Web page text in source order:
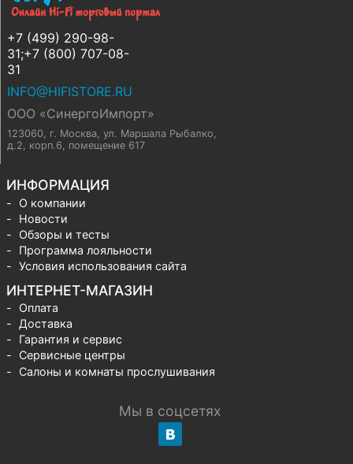
+7 (499) 290-98-
31;+7 (800) 707-08-
31
INFO@HIFISTORE.RU
ООО «СинергоИмпорт»
123060, г. Москва, ул. Маршала Рыбалко,
д.2, корп.6, помещение 617
ИНФОРМАЦИЯ
О компании
Новости
Обзоры и тесты
Программа лояльности
Условия использования сайта
ИНТЕРНЕТ-МАГАЗИН
Оплата
Доставка
Гарантия и сервис
Сервисные центры
Салоны и комнаты прослушивания
Мы в соцсетях